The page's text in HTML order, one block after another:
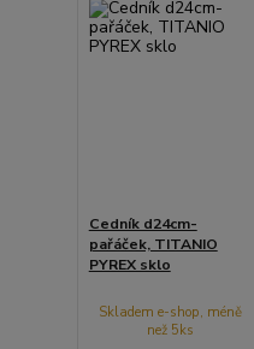
Cedník d24cm-
pařáček, TITANIO
PYREX sklo
Skladem e-shop, méně
než 5ks